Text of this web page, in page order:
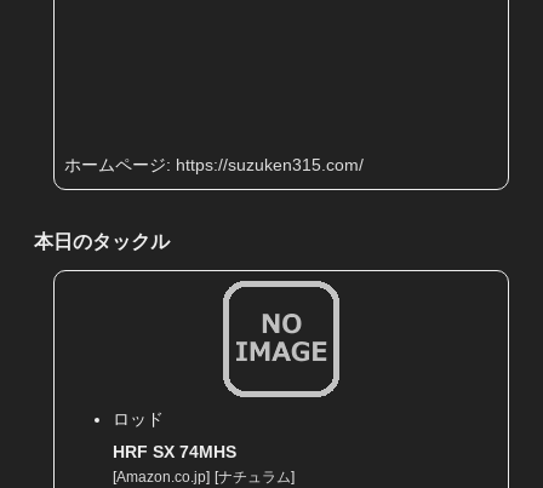
ホームページ: https://suzuken315.com/
本日のタックル
ロッド
HRF SX 74MHS
[Amazon.co.jp] [ナチュラム]